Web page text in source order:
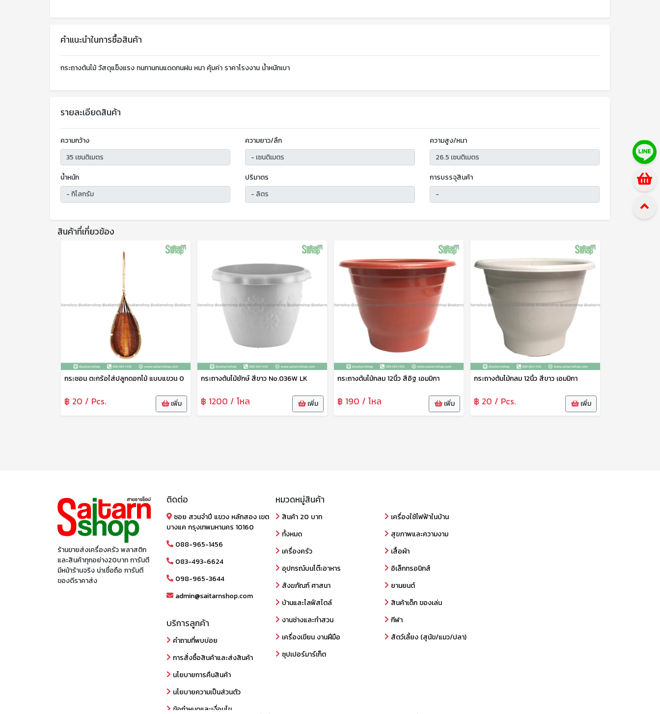
คำแนะนำในการซื้อสินค้า
กระถางต้นไม้ วัสดุแข็งแรง ทนทานทนแดดทนฝน หนา คุ้มค่า ราคาโรงงาน น้ำหนักเบา
รายละเอียดสินค้า
ความกว้าง ความยาว/ลึก ความสูง/หนา
น้ำหนัก ปริมาตร การบรรจุสินค้า
สินค้าที่เกี่ยวข้อง
กระชอน ตะกร้อใส่ปลูกดอกไม้ แบบแขวน 0
฿ 20 / Pcs. เพิ่ม
กระถางต้นไม้ยักษ์ สีขาว No.036W LK
฿ 1200 / โหล เพิ่ม
กระถางต้นไม้กลม 12นิ้ว สีอิฐ เอมมิกา
฿ 190 / โหล เพิ่ม
กระถางต้นไม้กลม 12นิ้ว สีขาว เอมมิกา
฿ 20 / Pcs. เพิ่ม
ร้านขายส่งเครื่องครัว พลาสติก
และสินค้าทุกอย่าง20บาท การันตี
มีหน้าร้านจริง น่าเชื่อถือ การันตี
ของดีราคาส่ง
ติดต่อ
ซอย สวนจำปี แขวง หลักสอง เขต
บางแค กรุงเทพมหานคร 10160
088-965-1456
083-493-6624
098-965-3644
admin@saitarnshop.com
บริการลูกค้า
คำถามที่พบบ่อย
การสั่งซื้อสินค้าและส่งสินค้า
นโยบายการคืนสินค้า
นโยบายความเป็นส่วนตัว
ข้อกำหนดและเงื่อนไข
หมวดหมู่สินค้า
สินค้า 20 บาท
ทั้งหมด
เครื่องครัว
อุปกรณ์บนโต๊ะอาหาร
สังฆภัณฑ์ ศาสนา
บ้านและไลฟ์สไตล์
งานช่างและทำสวน
เครื่องเขียน งานฝีมือ
ซุปเปอร์มาร์เก็ต
เครื่องใช้ไฟฟ้าในบ้าน
สุขภาพและความงาม
เสื้อผ้า
อิเล็กทรอนิกส์
ยานยนต์
สินค้าเด็ก ของเล่น
กีฬา
สัตว์เลี้ยง (สุนัข/แมว/ปลา)